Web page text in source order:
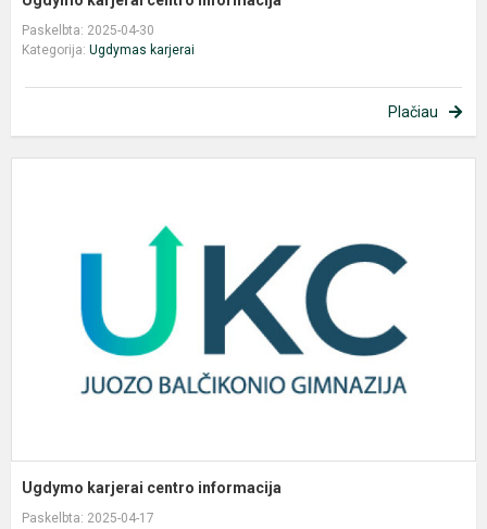
Paskelbta: 2025-04-30
Kategorija: Ugdymas karjerai
Plačiau
Ugdymo karjerai centro informacija
Paskelbta: 2025-04-17